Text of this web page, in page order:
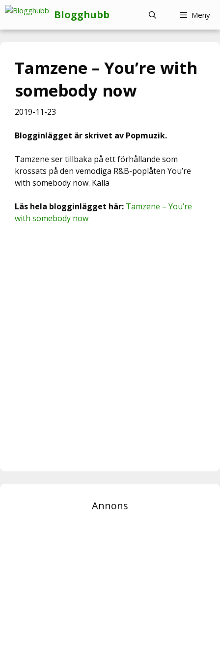
Hoppa
innehåll
Blogghubb Meny
Tamzene – You’re with
somebody now
2019-11-23
Blogginlägget är skrivet av Popmuzik.
Tamzene ser tillbaka på ett förhållande som
krossats på den vemodiga R&B-poplåten You’re
with somebody now. Källa
Läs hela blogginlägget här: Tamzene – You’re
with somebody now
Annons